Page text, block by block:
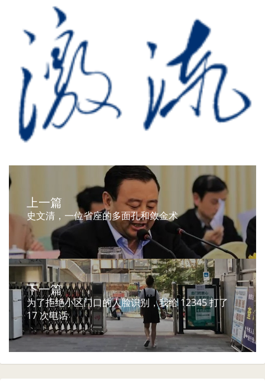
上一篇
史文清，一位省座的多面孔和敛金术
下一篇
为了拒绝小区门口的人脸识别，我给 12345 打了
17 次电话